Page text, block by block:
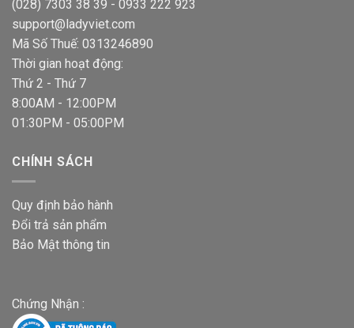
(028) 7303 38 39 - 0933 222 923
support@ladyviet.com
Mã Số Thuế: 0313246890
Thời gian hoạt động:
Thứ 2 - Thứ 7
8:00AM - 12:00PM
01:30PM - 05:00PM
CHÍNH SÁCH
Quy định bảo hành
Đổi trả sản phẩm
Bảo Mật thông tin
Chứng Nhận :